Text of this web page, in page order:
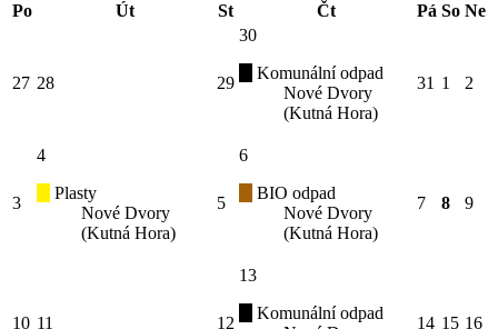
Po
Út St Čt Pá So Ne
27 28 29
30
Komunální odpad
Nové Dvory
(Kutná Hora)
31 1 2
3
4
Plasty
Nové Dvory
(Kutná Hora)
5
6
BIO odpad
Nové Dvory
(Kutná Hora)
7 8 9
10 11 12
13
Komunální odpad
14 15 16